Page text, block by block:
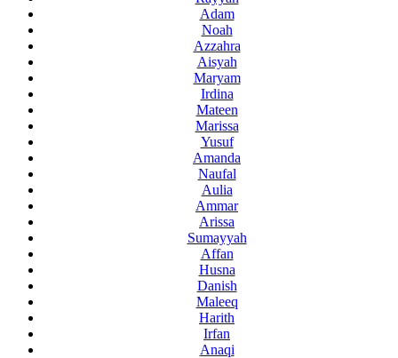
Adam
Noah
Azzahra
Aisyah
Maryam
Irdina
Mateen
Marissa
Yusuf
Amanda
Naufal
Aulia
Ammar
Arissa
Sumayyah
Affan
Husna
Danish
Maleeq
Harith
Irfan
Anaqi